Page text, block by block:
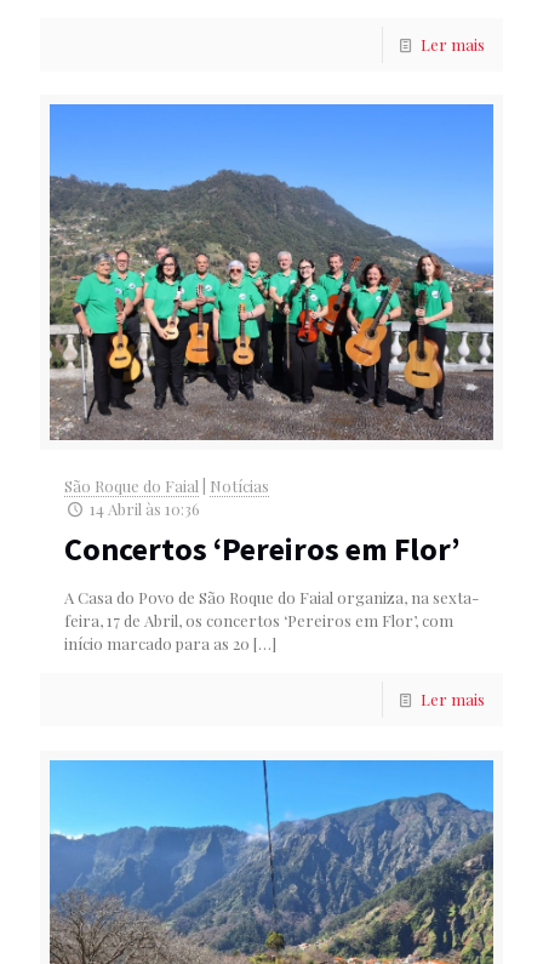
Ler mais
São Roque do Faial
Notícias
14 Abril às 10:36
Concertos ‘Pereiros em Flor’
A Casa do Povo de São Roque do Faial organiza, na sexta-
feira, 17 de Abril, os concertos ‘Pereiros em Flor’, com
início marcado para as 20 […]
Ler mais